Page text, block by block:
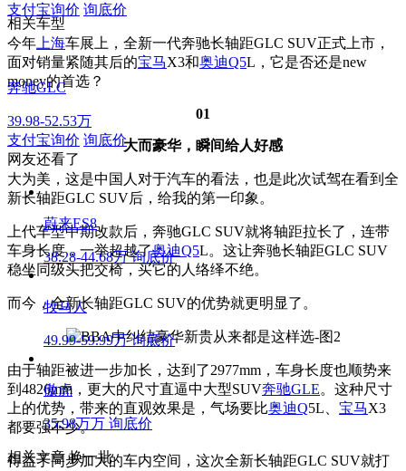
支付宝询价 询底价
今年上海车展上，全新一代奔驰长轴距GLC SUV正式上市，
面对销量紧随其后的宝马X3和奥迪Q5L，它是否还是new
money的首选？
01
大而豪华，瞬间给人好感
大为美，这是中国人对于汽车的看法，也是此次试驾在看到全
新长轴距GLC SUV后，给我的第一印象。
上代车型中期改款后，奔驰GLC SUV就将轴距拉长了，连带
车身长度，一举超越了奥迪Q5L。这让奔驰长轴距GLC SUV
稳坐同级头把交椅，买它的人络绎不绝。
而今，全新长轴距GLC SUV的优势就更明显了。
由于轴距被进一步加长，达到了2977mm，车身长度也顺势来
到4826mm，更大的尺寸直逼中大型SUV奔驰GLE。这种尺寸
上的优势，带来的直观效果是，气场要比奥迪Q5L、 宝马X3
都要强不少。
得益于同步加大的车内空间，这次全新长轴距GLC SUV就打
相关车型
奔驰GLC
39.98-52.53万
支付宝询价 询底价
网友还看了
蔚来ES8
38.28-44.68万 询底价
牧马人
49.99-59.99万 询底价
傲虎
35.98万万 询底价
相关文章换一批